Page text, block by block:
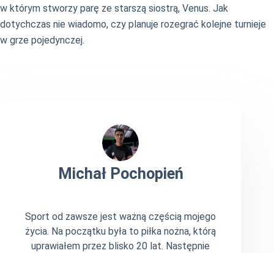
w którym stworzy parę ze starszą siostrą, Venus. Jak
dotychczas nie wiadomo, czy planuje rozegrać kolejne turnieje
w grze pojedynczej.
Michał Pochopień
Sport od zawsze jest ważną częścią mojego
życia. Na początku była to piłka nożna, którą
uprawiałem przez blisko 20 lat. Następnie